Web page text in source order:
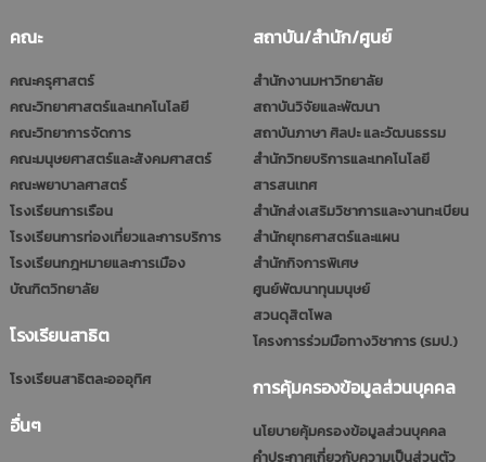
คณะ
คณะครุศาสตร์
คณะวิทยาศาสตร์และเทคโนโลยี
คณะวิทยาการจัดการ
คณะมนุษยศาสตร์และสังคมศาสตร์
คณะพยาบาลศาสตร์
โรงเรียนการเรือน
โรงเรียนการท่องเที่ยวและการบริการ
โรงเรียนกฎหมายและการเมือง
บัณฑิตวิทยาลัย
โรงเรียนสาธิต
โรงเรียนสาธิตละอออุทิศ
อื่นๆ
สถาบัน/สำนัก/ศูนย์
สำนักงานมหาวิทยาลัย
สถาบันวิจัยและพัฒนา
สถาบันภาษา ศิลปะ และวัฒนธรรม
สำนักวิทยบริการและเทคโนโลยี
สารสนเทศ
สำนักส่งเสริมวิชาการและงานทะเบียน
สำนักยุทธศาสตร์และแผน
สำนักกิจการพิเศษ
ศูนย์พัฒนาทุนมนุษย์
สวนดุสิตโพล
โครงการร่วมมือทางวิชาการ (รมป.)
การคุ้มครองข้อมูลส่วนบุคคล
นโยบายคุ้มครองข้อมูลส่วนบุคคล
คำประกาศเกี่ยวกับความเป็นส่วนตัว